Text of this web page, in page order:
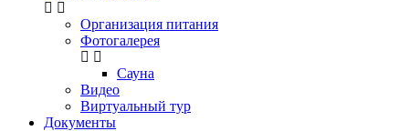
Организация питания
Фотогалерея
Сауна
Видео
Виртуальный тур
Документы